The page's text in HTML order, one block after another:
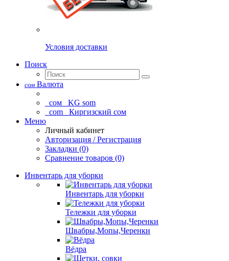
Условия доставки
Поиск
сом Валюта
сом KG som
com Киргизский сом
Меню
Личный кабинет
Авторизация / Регистрация
Закладки (0)
Сравнение товаров (0)
Инвентарь для уборки
Инвентарь для уборки
Тележки для уборки
Швабры,Мопы,Черенки
Вёдра